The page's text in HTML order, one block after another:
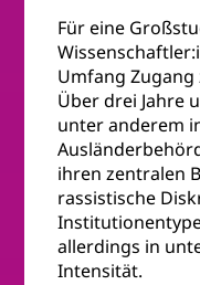
Für eine
Umfang
Über drei Jahre
unter anderem
ihren zentralen
rassistische
allerdings in
Intensität.